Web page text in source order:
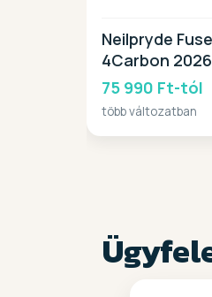
Neilpryde
4Carbon 2026
75 990 Ft-tól
több változatban